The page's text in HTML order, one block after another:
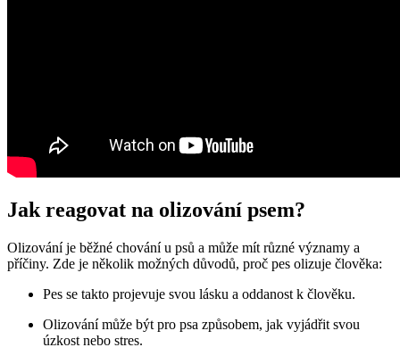
Jak reagovat na olizování psem?
Olizování je běžné chování u psů a může mít různé významy a
příčiny. Zde je několik možných důvodů, proč pes olizuje člověka:
Pes se takto projevuje svou lásku a oddanost k člověku.
Olizování může být pro psa způsobem, jak vyjádřit svou
úzkost nebo stres.